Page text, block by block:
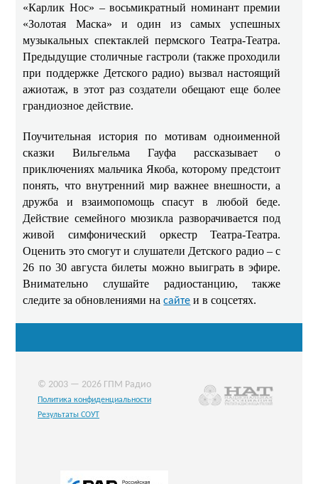
«Карлик Нос» – восьмикратный номинант премии
«Золотая Маска» и один из самых успешных
музыкальных спектаклей пермского Театра-Театра.
Предыдущие столичные гастроли (также проходили
при поддержке Детского радио) вызвал настоящий
ажиотаж, в этот раз создатели обещают еще более
грандиозное действие.
Поучительная история по мотивам одноименной
сказки Вильгельма Гауфа рассказывает о
приключениях мальчика Якоба, которому предстоит
понять, что внутренний мир важнее внешности, а
дружба и взаимопомощь спасут в любой беде.
Действие семейного мюзикла разворачивается под
живой симфонический оркестр Театра-Театра.
Оценить это смогут и слушатели Детского радио – с
26 по 30 августа билеты можно выиграть в эфире.
Внимательно слушайте радиостанцию, также
следите за обновлениями насайте и в соцсетях.
© 2003 — 2026 ГПМ Радио
Политика конфиденциальности
Результаты СОУТ